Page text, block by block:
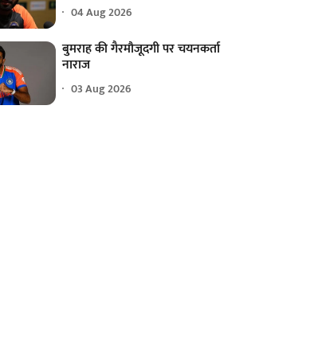
04 Aug 2026
बुमराह की गैरमौजूदगी पर चयनकर्ता
नाराज
03 Aug 2026